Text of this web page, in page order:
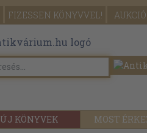
FIZESSEN KÖNYVVEL! AUKCIÓ
ÚJ KÖNYVEK MOST